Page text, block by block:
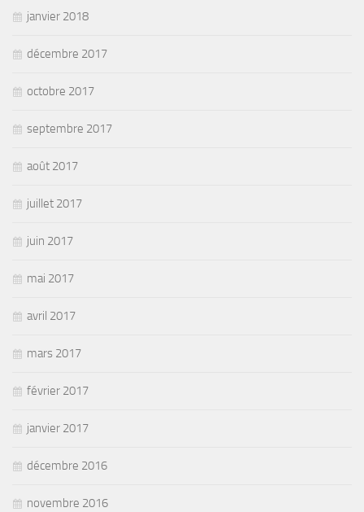
janvier 2018
décembre 2017
octobre 2017
septembre 2017
août 2017
juillet 2017
juin 2017
mai 2017
avril 2017
mars 2017
février 2017
janvier 2017
décembre 2016
novembre 2016